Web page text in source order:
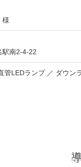
様
駅南2-4-22
管LEDランプ ／ ダウ